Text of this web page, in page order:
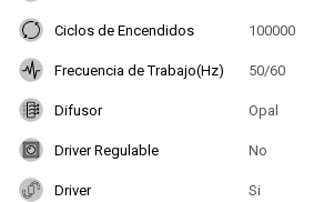
Ciclos de Encendidos 100000
Frecuencia de Trabajo(Hz) 50/60
Difusor Opal
Driver Regulable No
Driver Si